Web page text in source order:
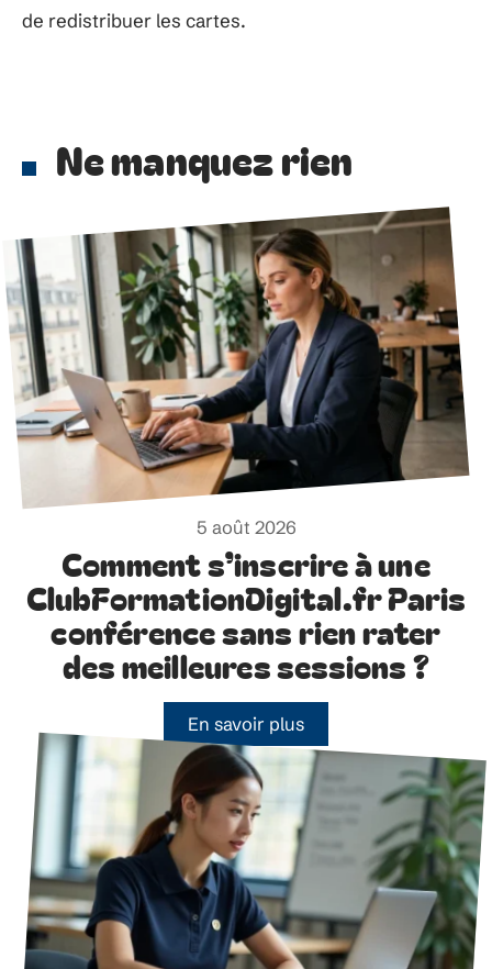
de redistribuer les cartes.
Ne manquez rien
5 août 2026
Comment s’inscrire à une
ClubFormationDigital.fr Paris
conférence sans rien rater
des meilleures sessions ?
En savoir plus